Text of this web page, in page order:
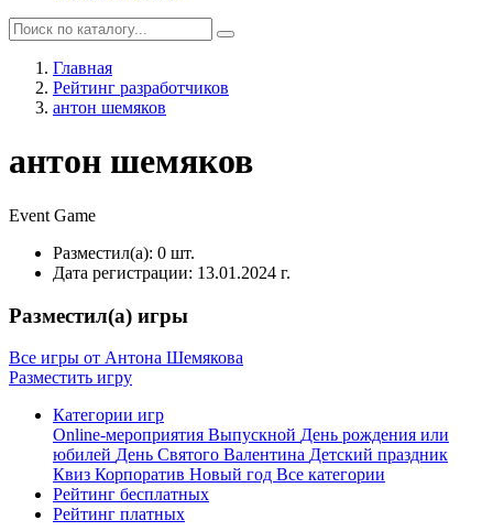
Главная
Рейтинг разработчиков
антон шемяков
антон шемяков
Event Game
Разместил(а): 0 шт.
Дата регистрации: 13.01.2024 г.
Разместил(а) игры
Все игры от Антона Шемякова
Разместить игру
Категории игр
Online-мероприятия Выпускной День рождения или
юбилей День Святого Валентина Детский праздник
Квиз Корпоратив Новый год Все категории
Рейтинг бесплатных
Рейтинг платных